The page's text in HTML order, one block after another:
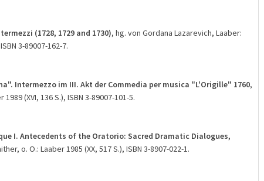
(1728, 1729 and 1730), hg. von Gordana Lazarevich, Laaber:
3-89007-162-7.
Intermezzo im III. Akt der Commedia per musica "L'Origille" 1760,
(XVI, 136 S.), ISBN 3-89007-101-5.
I. Antecedents of the Oratorio: Sacred Dramatic Dialogues,
o. O.: Laaber 1985 (XX, 517 S.), ISBN 3-8907-022-1.